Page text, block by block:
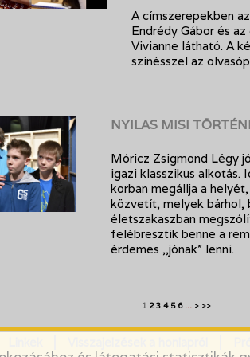
A címszerepekben
Endrédy Gábor és
Vivianne látható. A
színésszel az
NYILAS MISI
Móricz Zsigmond Légy
igazi klasszikus alkotás.
korban megállja a
közvetít, melyek bárhol,
életszakaszban
felébresztik benne a
érdemes ,,jónak” lenni.
1 2 3 4 5 6... > >>